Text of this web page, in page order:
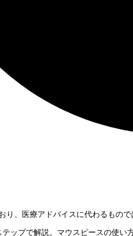
り、医療アドバイスに代わるもの
ップで解説。マウスピースの使い